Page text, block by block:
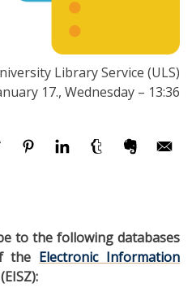
Library Service (ULS)
17., Wednesday – 13:36
to the following databases
the Electronic Information
(EISZ):